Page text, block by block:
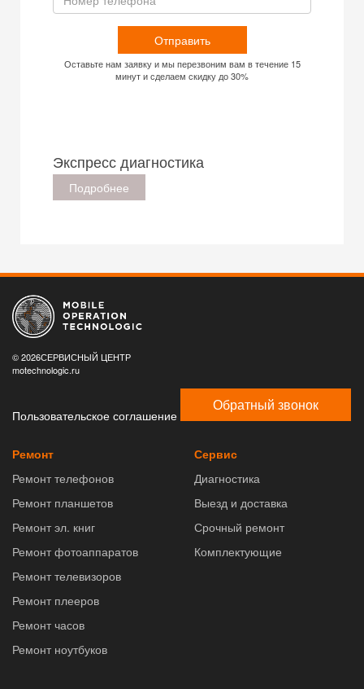
Отправить
Оставьте нам заявку и мы перезвоним вам в течение 15
минут и сделаем скидку до 30%
Экспресс диагностика
Подробнее
© 2026СЕРВИСНЫЙ ЦЕНТР
motechnologic.ru
Пользовательское соглашение
Обратный звонок
Ремонт
Ремонт телефонов
Ремонт планшетов
Ремонт эл. книг
Ремонт фотоаппаратов
Ремонт телевизоров
Ремонт плееров
Ремонт часов
Ремонт ноутбуков
Сервис
Диагностика
Выезд и доставка
Срочный ремонт
Комплектующие